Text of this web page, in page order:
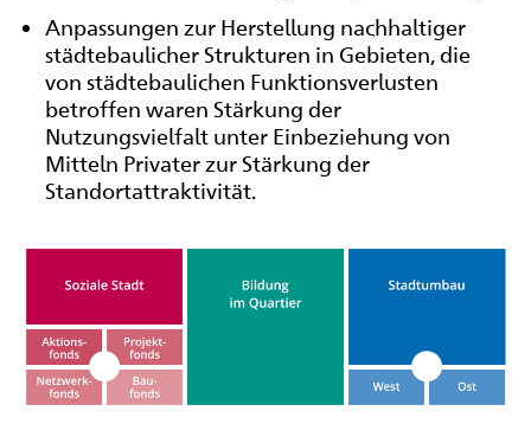
Anpassungen zur Herstellung nachhaltiger
städtebaulicher Strukturen in Gebieten, die
von städtebaulichen Funktionsverlusten
betroffen waren Stärkung der
Nutzungsvielfalt unter Einbeziehung von
Mitteln Privater zur Stärkung der
Standortattraktivität.